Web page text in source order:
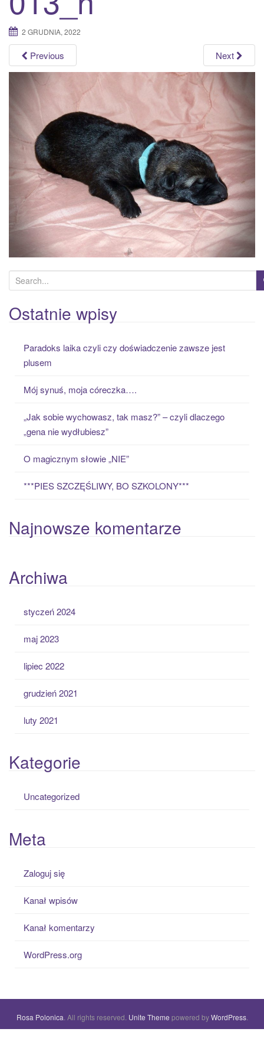
o
n
2 GRUDNIA, 2022
Previous Next
e
a
r
Ostatnie wpisy
Paradoks laika czyli czy doświadczenie zawsze jest
plusem
Mój synuś, moja córeczka….
„Jak sobie wychowasz, tak masz?” – czyli dlaczego
„gena nie wydłubiesz”
O magicznym słowie „NIE”
***PIES SZCZĘŚLIWY, BO SZKOLONY***
Najnowsze komentarze
Archiwa
styczeń 2024
maj 2023
lipiec 2022
grudzień 2021
luty 2021
Kategorie
Uncategorized
Meta
Zaloguj się
Kanał wpisów
Kanał komentarzy
WordPress.org
Rosa Polonica . All rights reserved. Unite Theme powered byWordPress.